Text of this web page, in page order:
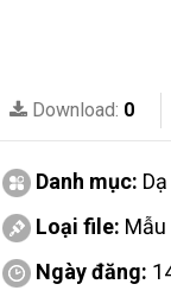
Download: 0
Danh mục:
Loại file: Mẫu
Ngày đăng: